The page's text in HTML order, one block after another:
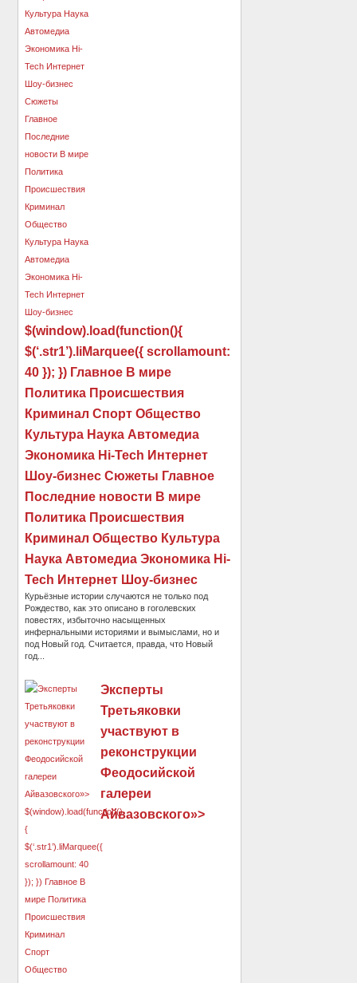
$(window).load(function(){
$(‘.str1’).liMarquee({ scrollamount:
40 }); }) Главное В мире
Политика Происшествия
Криминал Спорт Общество
Культура Наука Автомедиа
Экономика Hi-Tech Интернет
Шоу-бизнес Сюжеты Главное
Последние новости В мире
Политика Происшествия
Криминал Общество Культура
Наука Автомедиа Экономика Hi-
Tech Интернет Шоу-бизнес
Курьёзные истории случаются не только под
Рождество, как это описано в гоголевских
повестях, избыточно насыщенных
инфернальными историями и вымыслами, но и
под Новый год. Считается, правда, что Новый
год...
Эксперты
Третьяковки
участвуют в
реконструкции
Феодосийской
галереи
Айвазовского»>